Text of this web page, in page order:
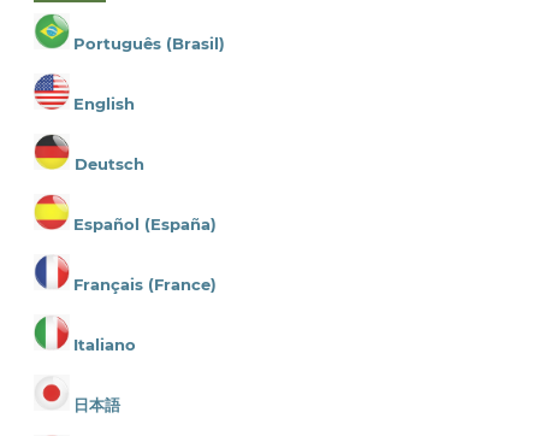
Português (Brasil)
English
Deutsch
Español (España)
Français (France)
Italiano
日本語